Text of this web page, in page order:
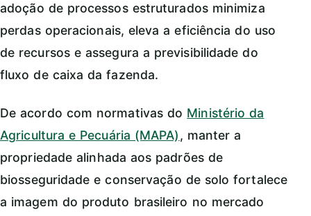
adoção de processos estruturados minimiza
perdas operacionais, eleva a eficiência do uso
de recursos e assegura a previsibilidade do
fluxo de caixa da fazenda.
De acordo com normativas do Ministério da
Agricultura e Pecuária (MAPA), manter a
propriedade alinhada aos padrões de
biosseguridade e conservação de solo fortalece
a imagem do produto brasileiro no mercado